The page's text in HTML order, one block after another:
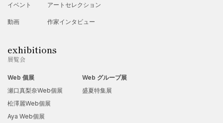
イベント
動画
アートセレクション
作家インタビュー
exhibitions
展覧会
Web 個展
瀬口真梨奈Web個展
松澤麗Web個展
Aya Web個展
Web グループ展
盛夏特集展